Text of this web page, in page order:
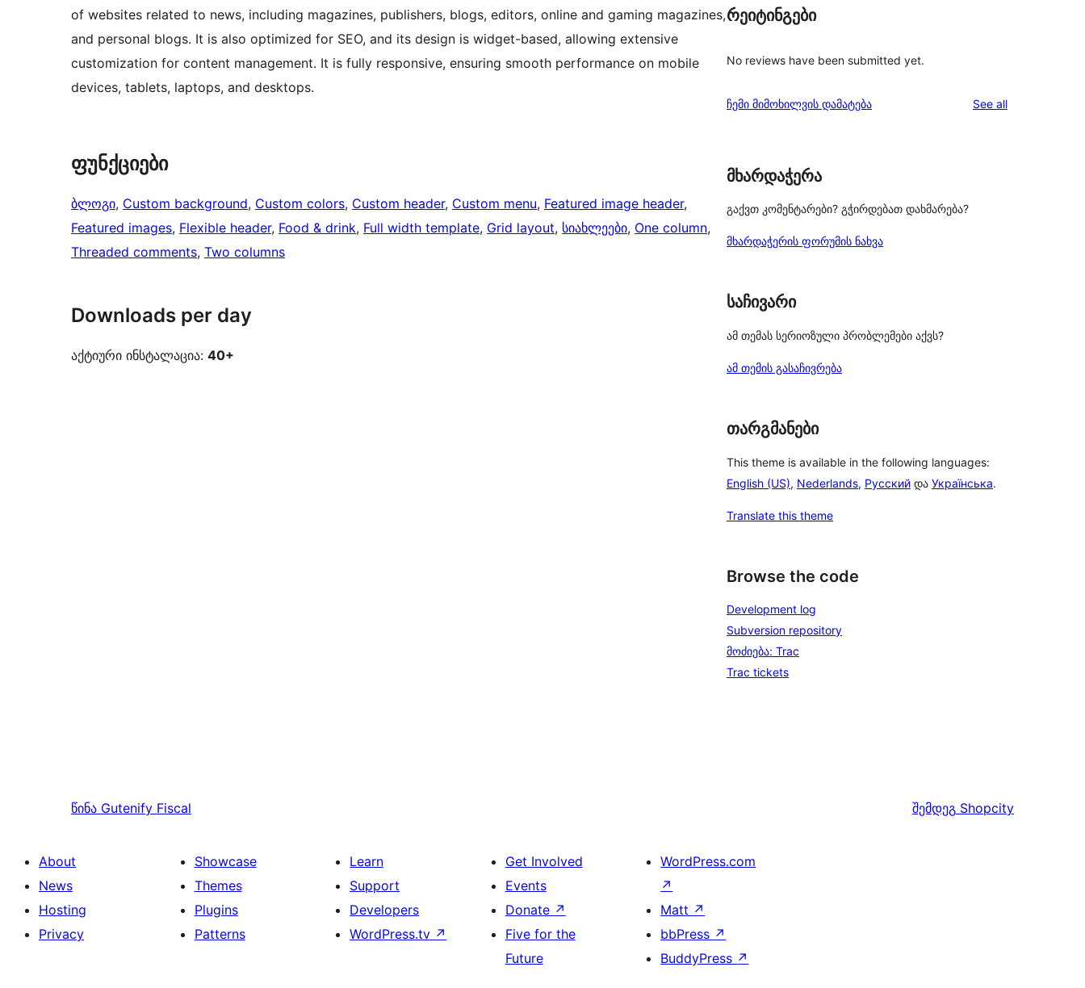
of websites related to news, including magazines, publishers, blogs, editors, online and gaming magazines,
and personal blogs. It is also optimized for SEO, and its design is widget-based, allowing extensive
customization for content management. It is fully responsive, ensuring smooth performance on mobile
devices, tablets, laptops, and desktops.
ფუნქციები
ბლოგი, Custom background, Custom colors, Custom header, Custom menu, Featured image header
Featured images, Flexible header, Food & drink, Full width template, Grid layout, სიახლეები, One column
Threaded comments, Two columns
Downloads per day
აქტიური ინსტალაცია: 40+
რეიტინგები
No reviews have been submitted yet.
ჩემი მიმოხილვის დამატება See allreviews
მხარდაჭერა
გაქვთ კომენტარები? გჭირდებათ დახმარება?
მხარდაჭერის ფორუმის ნახვა
საჩივარი
ამ თემას სერიოზული პრობლემები აქვს?
ამ თემის გასაჩივრება
თარგმანები
This theme is available in the following languages:
English (US), Nederlands, Русский და Українська.
Translate this theme
Browse the code
Development log
Subversion repository
მოძიება: Trac
Trac tickets
წინა Gutenify Fiscal შემდეგ Shopcity
About
News
Hosting
Privacy
Showcase
Themes
Plugins
Patterns
Learn
Support
Developers
WordPress.tv ↗
Get Involved
Events
Donate ↗
Five for the
Future
WordPress.com
↗
Matt ↗
bbPress ↗
BuddyPress ↗